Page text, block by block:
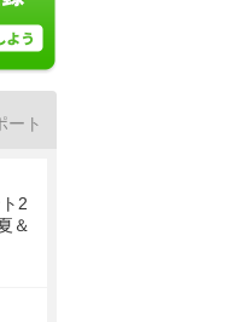
ート
2
＆